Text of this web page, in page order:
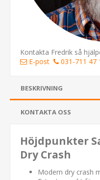
Kontakta Fredrik så
E-post
031-711 47
BESKRIVNING
KONTAKTA OSS
Höjdpunkter
Dry Crash
Modern dry crash